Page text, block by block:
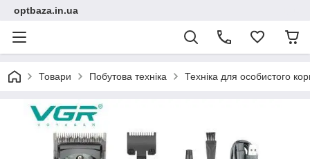
optbaza.in.ua
Товари Побутова техніка Техніка для особистого